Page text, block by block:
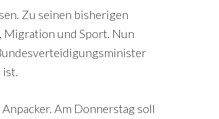
Zu seinen bisherigen
Migration und Sport. Nun
Am Donnerstag soll